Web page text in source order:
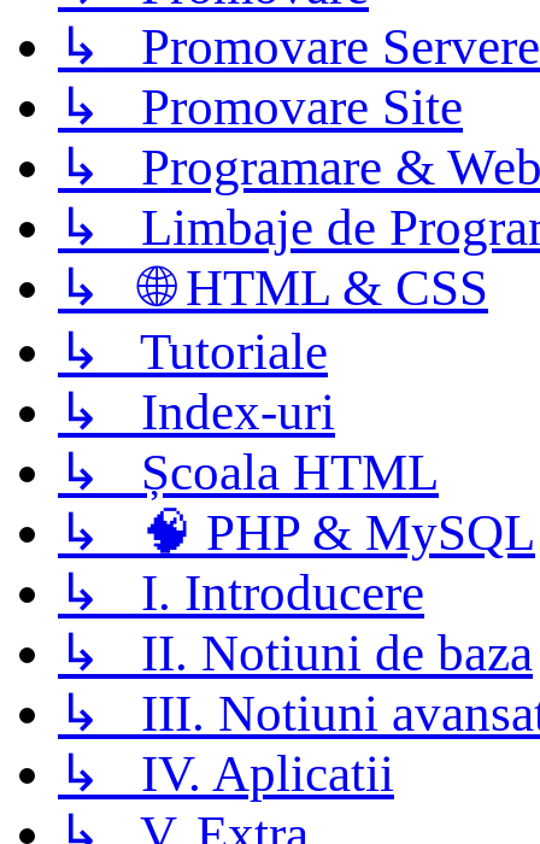
↳ Promovare Servere
↳ Promovare Site
↳ Programare &
↳ Limbaje de
↳ 🌐 HTML & CSS
↳ Tutoriale
↳ Index-uri
↳ Școala HTML
↳ 🧠 PHP & MySQL
↳ I. Introducere
↳ II. Notiuni de baza
↳ III. Notiuni
↳ IV. Aplicatii